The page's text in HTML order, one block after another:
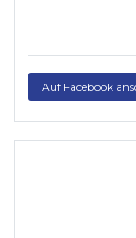
Auf Facebook